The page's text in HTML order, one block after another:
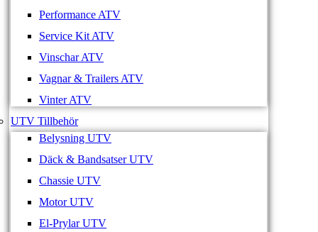
Performance ATV
Service Kit ATV
Vinschar ATV
Vagnar & Trailers ATV
Vinter ATV
UTV Tillbehör
Belysning UTV
Däck & Bandsatser UTV
Chassie UTV
Motor UTV
El-Prylar UTV